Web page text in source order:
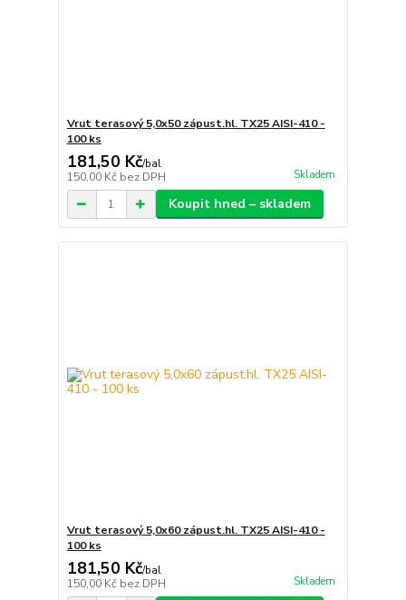
Vrut terasový 5,0x50 zápust.hl. TX25 AISI-410 -
100 ks
181,50 Kč/bal
150,00 Kč bez DPH Skladem
Koupit hned – skladem
Vrut terasový 5,0x60 zápust.hl. TX25 AISI-410 -
100 ks
181,50 Kč/bal
150,00 Kč bez DPH Skladem